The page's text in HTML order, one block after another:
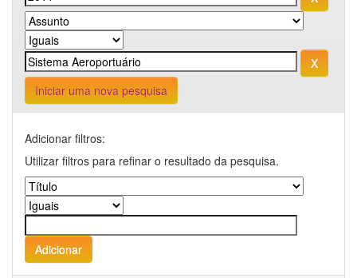
Iniciar uma nova pesquisa
Adicionar filtros:
Utilizar filtros para refinar o resultado da pesquisa.